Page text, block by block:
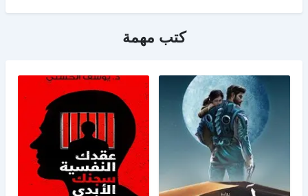
كتب مهمة